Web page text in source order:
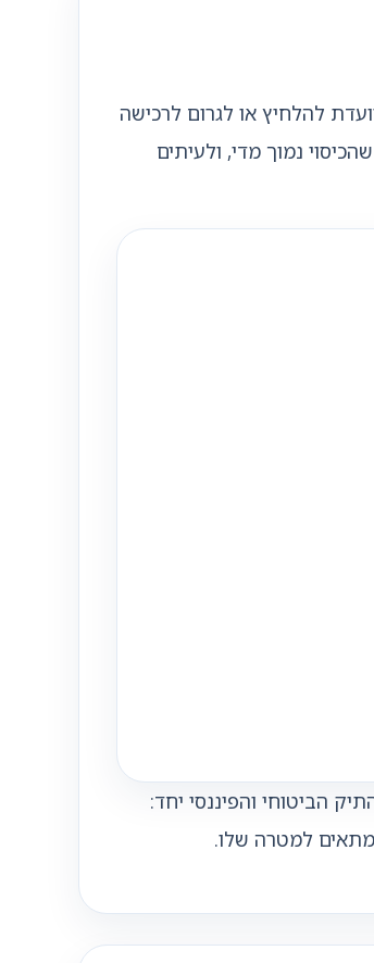
להלחיץ או לגרום לרכישה
נמוך מדי, ולעיתים
הביטוחי והפיננסי יחד:
מתאים למטרה שלו.